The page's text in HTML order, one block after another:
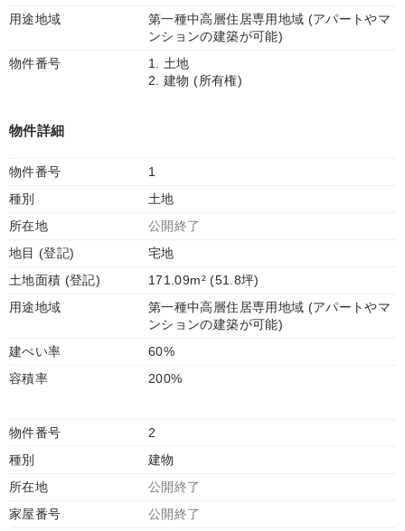
用途地域
第一種中高層住居専用地域 (アパートやマ
ンションの建築が可能)
物件番号
1. 土地
2. 建物 (所有権)
物件詳細
物件番号
1
種別
土地
所在地
公開終了
地目 (登記)
宅地
土地面積 (登記)
171.09m² (51.8坪)
用途地域
第一種中高層住居専用地域 (アパートやマ
ンションの建築が可能)
建ぺい率
60%
容積率
200%
物件番号
2
種別
建物
所在地
公開終了
家屋番号
公開終了